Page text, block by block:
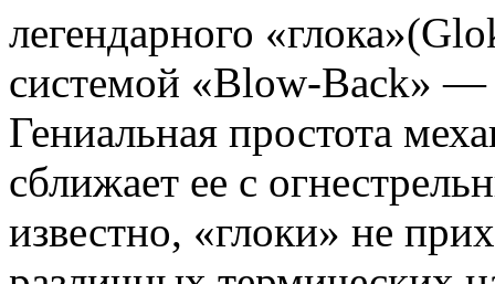
легендарного
системой «Blow-Back» —
Гениальная простота
сближает ее с
известно, «глоки» не